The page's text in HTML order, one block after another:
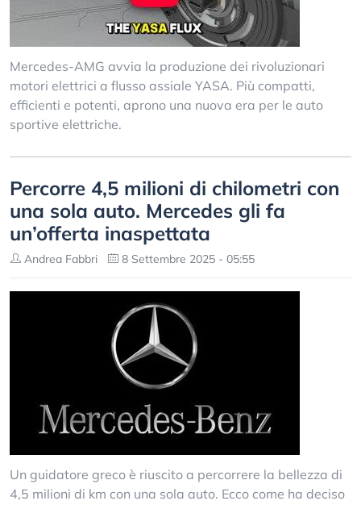
Mercedes-AMG avvia la produzione dei rivoluzionari
motori elettrici a flusso assiale YASA. Più compatti,
efficienti e potenti, aprono una nuova era per le auto
sportive elettriche.
Percorre 4,5 milioni di chilometri con
una sola auto. Mercedes gli fa
un’offerta inaspettata
Andrea Fabbri 8 Settembre 2025 - 05:55
Un guidatore greco è riuscito a percorrere la bellezza di
4,5 milioni di km con una sola auto. Ecco come ha deciso